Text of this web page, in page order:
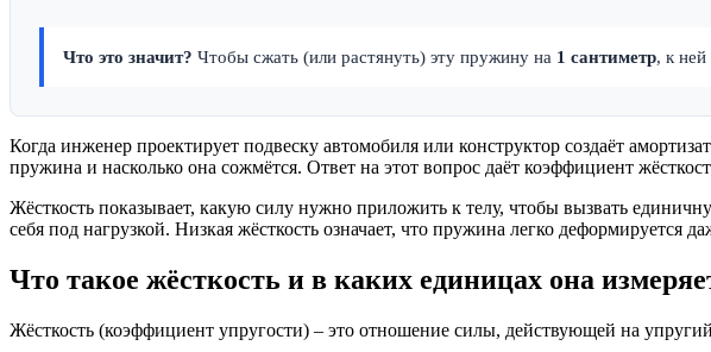
Что это значит? Чтобы сжать (или растянуть) эту пружину на 1 сантиметр, к
Когда инженер проектирует подвеску автомобиля или конструктор создаёт
пружина и насколько она сожмётся. Ответ на этот вопрос даёт коэффициент
Жёсткость показывает, какую силу нужно приложить к телу, чтобы вызвать
себя под нагрузкой. Низкая жёсткость означает, что пружина легко деформируется
Что такое жёсткость и в каких единицах она
Жёсткость (коэффициент упругости) – это отношение силы, действующей на